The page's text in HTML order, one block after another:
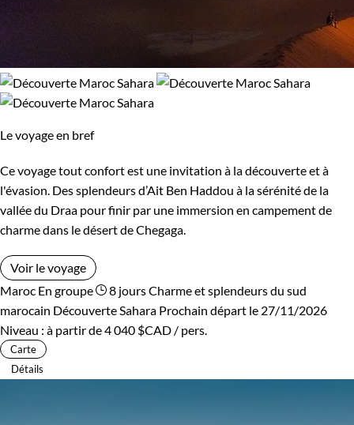
Le voyage en bref
Ce voyage tout confort est une invitation à la découverte et à
l'évasion. Des splendeurs d’Ait Ben Haddou à la sérénité de la
vallée du Draa pour finir par une immersion en campement de
charme dans le désert de Chegaga.
Voir le voyage
Maroc En groupe 8 joursCharme et splendeurs du sud
marocain Découverte Sahara Prochain départ le 27/11/2026
Niveau : à partir de4 040 $CAD / pers.
Carte
Détails